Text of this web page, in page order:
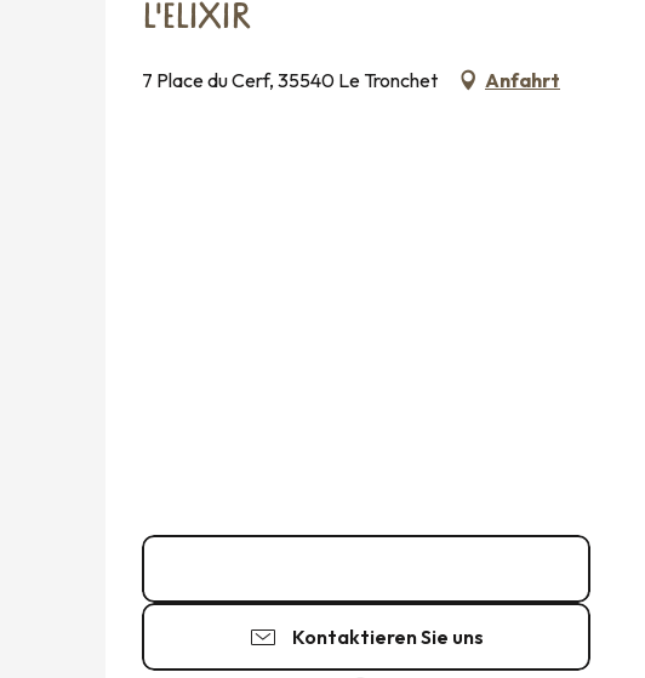
L'ELIXIR
7 Place du Cerf, 35540 Le Tronchet Anfahrt
Kontaktieren Sie uns